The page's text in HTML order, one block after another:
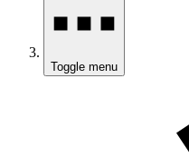
Toggle menu